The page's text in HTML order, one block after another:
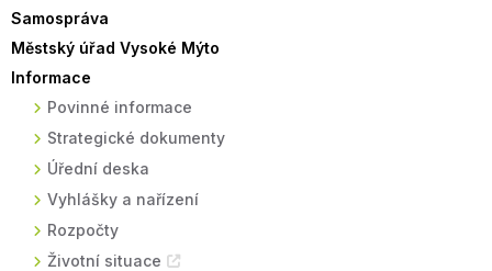
Samospráva
Městský úřad Vysoké Mýto
Informace
Povinné informace
Strategické dokumenty
Úřední deska
Vyhlášky a nařízení
Rozpočty
Životní situace